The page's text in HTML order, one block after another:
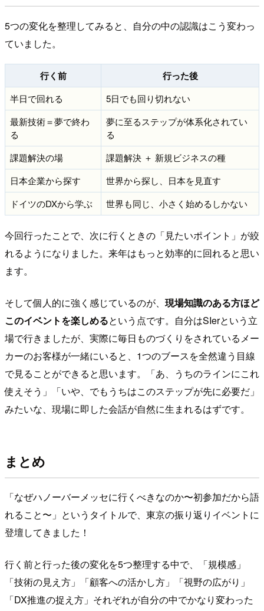
5つの変化を整理してみると、自分の中の認識はこう変わっ
ていました。
行く前 行った後
半日で回れる
5日でも回り切れない
最新技術＝夢で終わ
る
夢に至るステップが体系化されてい
る
課題解決の場
課題解決 ＋ 新規ビジネスの種
日本企業から探す
世界から探し、日本を見直す
ドイツのDXから学ぶ
世界も同じ、小さく始めるしかない
今回行ったことで、次に行くときの「見たいポイント」が絞
れるようになりました。来年はもっと効率的に回れると思い
ます。
そして個人的に強く感じているのが、 現場知識のある方ほど
このイベントを楽しめるという点です。自分はSIerという立
場で行きましたが、実際に毎日ものづくりをされているメー
カーのお客様が一緒にいると、1つのブースを全然違う目線
で見ることができると思います。「あ、うちのラインにこれ
使えそう」「いや、でもうちはこのステップが先に必要だ」
みたいな、現場に即した会話が自然に生まれるはずです。
まとめ
「なぜハノーバーメッセに行くべきなのか〜初参加だから語
れること〜」というタイトルで、東京の振り返りイベントに
登壇してきました！
行く前と行った後の変化を5つ整理する中で、「規模感」
「技術の見え方」「顧客への活かし方」「視野の広がり」
「DX推進の捉え方」それぞれが自分の中でかなり変わった